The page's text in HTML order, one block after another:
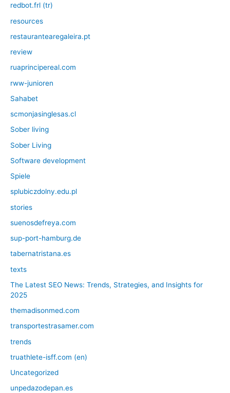
redbot.frl (tr)
resources
restaurantearegaleira.pt
review
ruaprincipereal.com
rww-junioren
Sahabet
scmonjasinglesas.cl
Sober living
Sober Living
Software development
Spiele
splubiczdolny.edu.pl
stories
suenosdefreya.com
sup-port-hamburg.de
tabernatristana.es
texts
The Latest SEO News: Trends, Strategies, and Insights for
2025
themadisonmed.com
transportestrasamer.com
trends
truathlete-isff.com (en)
Uncategorized
unpedazodepan.es